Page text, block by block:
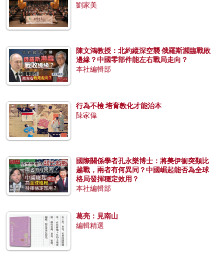
劉家美
陳文鴻教授：北約縱深空襲 俄羅斯瀕臨戰敗
邊緣？中國零部件能左右戰局走向？
本社編輯部
行為不檢 培育教化才能治本
陳家偉
國際關係學者孔永樂博士：將美伊衝突類比
越戰，兩者有何異同？中國崛起能否為全球
格局發揮穩定效用？
本社編輯部
葛亮：見南山
編輯精選